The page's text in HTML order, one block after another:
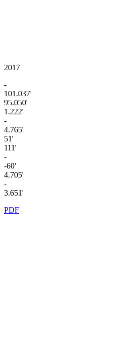
2017
-
101.037'
95.050'
1.222'
-
4.765'
51'
111'
-
-60'
4.705'
-
3.651'
PDF